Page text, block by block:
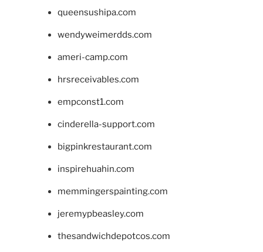
queensushipa.com
wendyweimerdds.com
ameri-camp.com
hrsreceivables.com
empconst1.com
cinderella-support.com
bigpinkrestaurant.com
inspirehuahin.com
memmingerspainting.com
jeremypbeasley.com
thesandwichdepotcos.com